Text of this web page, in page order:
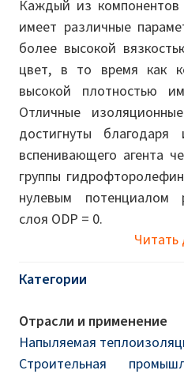
Каждый из
имеет различные
более высокой
цвет, в то время как
высокой плотностью
Отличные
достигнуты
вспенивающего агента
группы
нулевым потенциалом
слоя ODP = 0.
Читать
Категории
Отрасли и применение
Напыляемая
Строительная